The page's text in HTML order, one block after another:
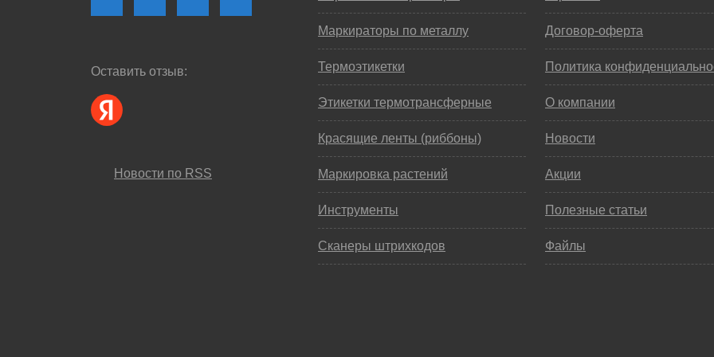
Оставить отзыв:
Новости по RSS
Маркираторы по металлу
Термоэтикетки
Этикетки термотрансферные
Красящие ленты (риббоны)
Маркировка растений
Инструменты
Сканеры штрихкодов
Договор-оферта
Политика
О компании
Новости
Акции
Полезные статьи
Файлы